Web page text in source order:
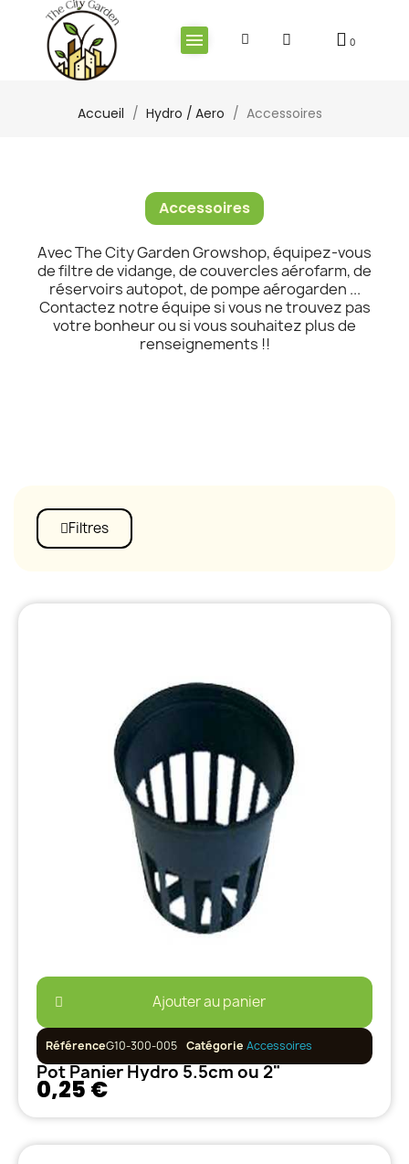
Accueil Hydro / Aero Accessoires
Accessoires
Avec The City Garden Growshop, équipez-vous
de filtre de vidange, de couvercles aérofarm, de
réservoirs autopot, de pompe aérogarden ...
Contactez notre équipe si vous ne trouvez pas
votre bonheur ou si vous souhaitez plus de
renseignements !!
Filtres
Ajouter au panier
RéférenceG10-300-005 Catégorie Accessoires
Pot Panier Hydro 5.5cm ou 2"
0,25 €